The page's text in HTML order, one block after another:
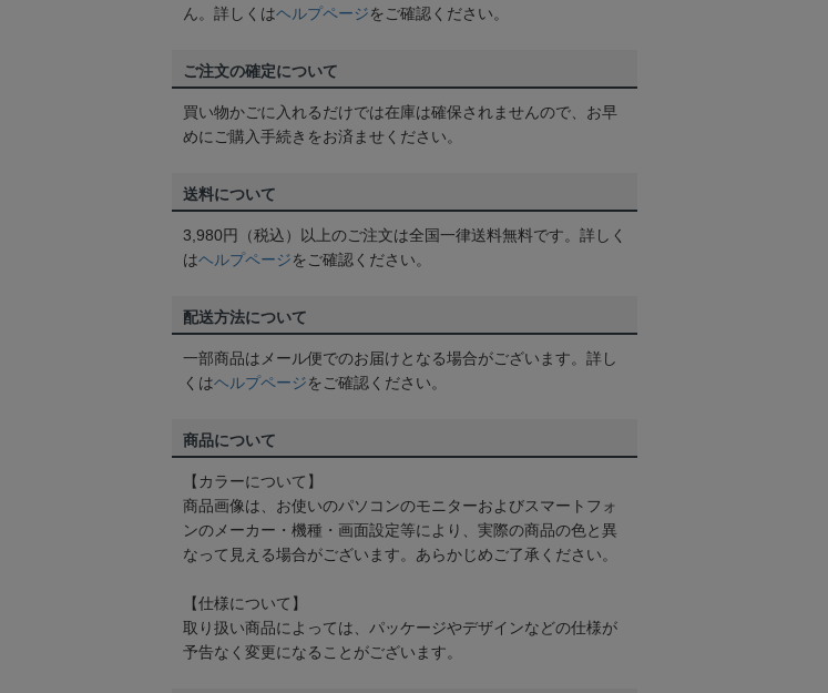
ん。詳しくはヘルプページをご確認ください。
ご注文の確定について
買い物かごに入れるだけでは在庫は確保されませんので、お早
めにご購入手続きをお済ませください。
送料について
3,980円（税込）以上のご注文は全国一律送料無料です。詳しく
はヘルプページをご確認ください。
配送方法について
一部商品はメール便でのお届けとなる場合がございます。詳し
くはヘルプページをご確認ください。
商品について
【カラーについて】
商品画像は、お使いのパソコンのモニターおよびスマートフォ
ンのメーカー・機種・画面設定等により、実際の商品の色と異
なって見える場合がございます。あらかじめご了承ください。
【仕様について】
取り扱い商品によっては、パッケージやデザインなどの仕様が
予告なく変更になることがございます。